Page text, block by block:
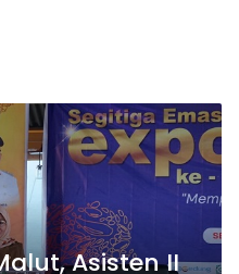
Asisten II